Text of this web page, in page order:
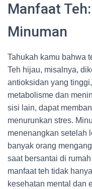
Manfaat
Minuman
Tahukah kamu bahwa
Teh hijau, misalnya,
antioksidan yang
metabolisme dan
sisi lain, dapat
menurunkan stres.
menenangkan setelah
banyak orang
saat bersantai di
manfaat teh tidak
kesehatan mental dan